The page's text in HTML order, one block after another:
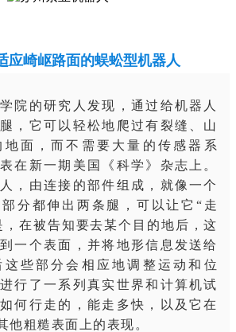
应崎岖路面的蜈蚣型机器人
院的研究人发现，通过给机器人
，它可以轻松地爬过有裂缝、山
地面，而不需要大量的传感器系
在新一期美国《科学》杂志上。
，由连接的部件组成，就像一个
分都伸出两条腿，可以让它“走
，在被告知要去某个目的地后，这
一个表面，并将地形信息发送给
些部分会相应地调整运动和位
行了一系列真实世界和计算机试
何行走的，能走多快，以及它在
他粗糙表面上的表现。